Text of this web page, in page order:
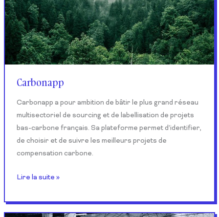
Carbonapp
Carbonapp a pour ambition de bâtir le plus grand réseau
multisectoriel de sourcing et de labellisation de projets
bas-carbone français. Sa plateforme permet d’identifier,
de choisir et de suivre les meilleurs projets de
compensation carbone.
Lire la suite »